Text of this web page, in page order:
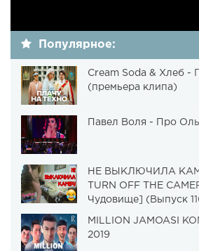
Популярное:
Cream Soda & Хлеб -
(премьера клипа)
Павел Воля - Про
НЕ ВЫКЛЮЧИЛА
TURN OFF THE
Чудовище] (Выпуск
MILLION JAMOASI
2019